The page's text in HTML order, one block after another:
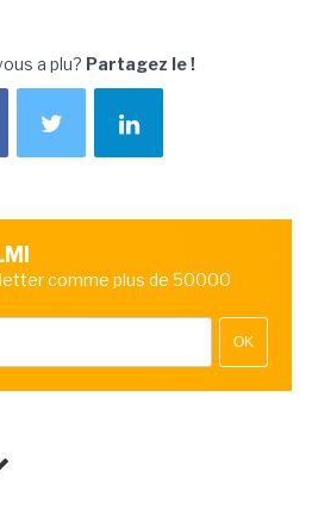
a plu? Partagez le !
comme plus de 50000
OK